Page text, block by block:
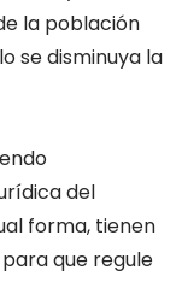
la población
se disminuya la
del
forma, tienen
que regule